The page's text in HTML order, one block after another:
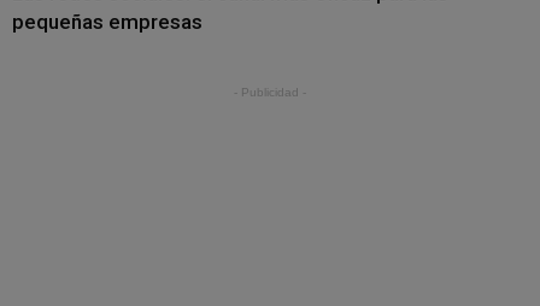
pequeñas empresas
- Publicidad -